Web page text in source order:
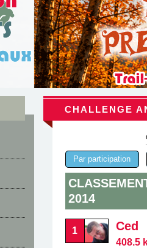
CHALLENGE
Par participation
2014
1 Ced
408.5